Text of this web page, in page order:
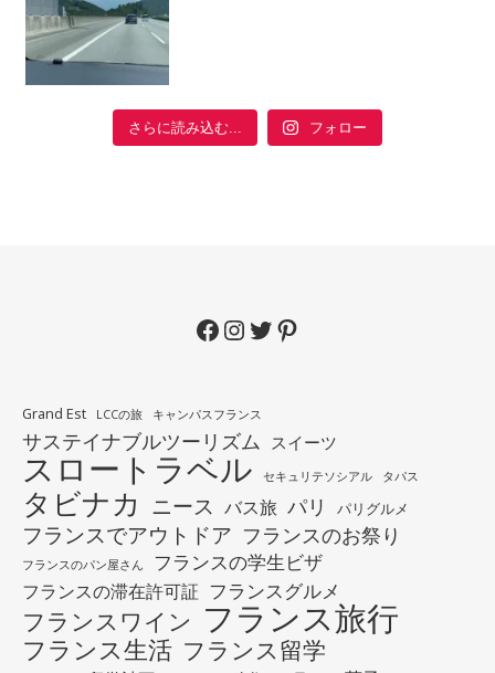
さらに読み込む... フォロー
Facebook
Instagram
Twitter
Pinterest
Grand Est LCCの旅 キャンパスフランス
サステイナブルツーリズム スイーツ
スロートラベル セキュリテソシアル タパス
タビナカ ニース バス旅 パリ パリグルメ
フランスでアウトドア フランスのお祭り
フランスのパン屋さん フランスの学生ビザ
フランスの滞在許可証 フランスグルメ
フランスワイン フランス旅行
フランス生活 フランス留学